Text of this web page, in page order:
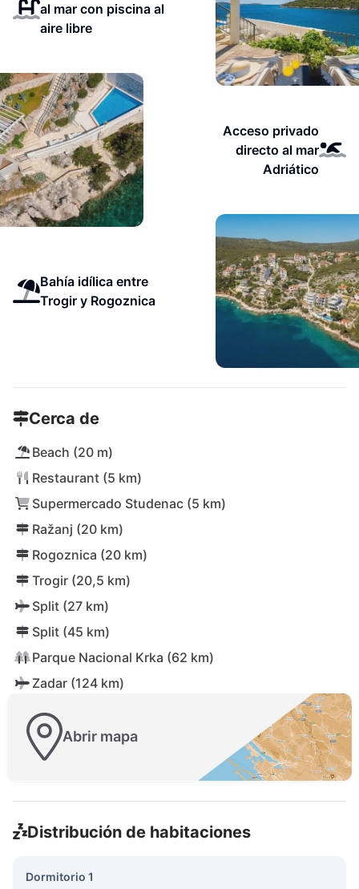
al mar con piscina al
aire libre
Acceso privado
directo al mar
Adriático
Bahía idílica entre
Trogir y Rogoznica
Cerca de
Beach (20 m)
Restaurant (5 km)
Supermercado Studenac (5 km)
Ražanj (20 km)
Rogoznica (20 km)
Trogir (20,5 km)
Split (27 km)
Split (45 km)
Parque Nacional Krka (62 km)
Zadar (124 km)
Abrir mapa
Distribución de habitaciones
Dormitorio 1